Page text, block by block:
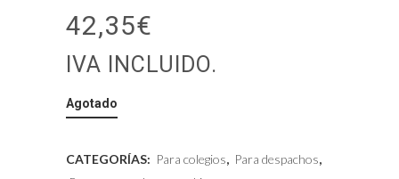
42,35€
IVA INCLUIDO.
Agotado
CATEGORÍAS: Para colegios, Para despachos,